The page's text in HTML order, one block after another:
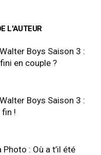
L'AUTEUR
Boys Saison 3 :
en couple ?
Boys Saison 3 :
!
: Où a t’il été